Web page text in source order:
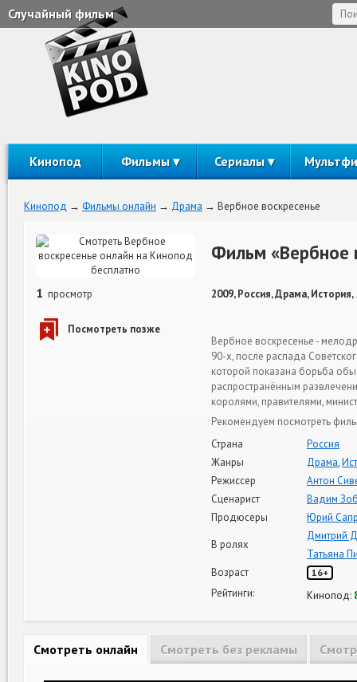
Случайный фильм
Кинопод Фильмы Сериалы
Кинопод Фильмы онлайн Драма Вербное воскресенье
1 просмотр
Фильм «Вербное
2009, Россия, Драма,
Вербное воскресенье -
90-х, после распада
которой показана борьба
распространённым
королями, правителями,
Рекомендуем посмотреть
Страна
Россия
Жанры
Драма,
Режиссер
Антон
Сценарист
Вадим
Продюсеры
Юрий
В ролях
Дмитрий
Татьяна
Возраст
16+
Рейтинги: Кинопод:
Смотреть онлайн Смотреть без рекламы